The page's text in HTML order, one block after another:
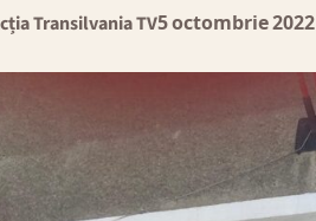
Transilvania TV5 octombrie 2022